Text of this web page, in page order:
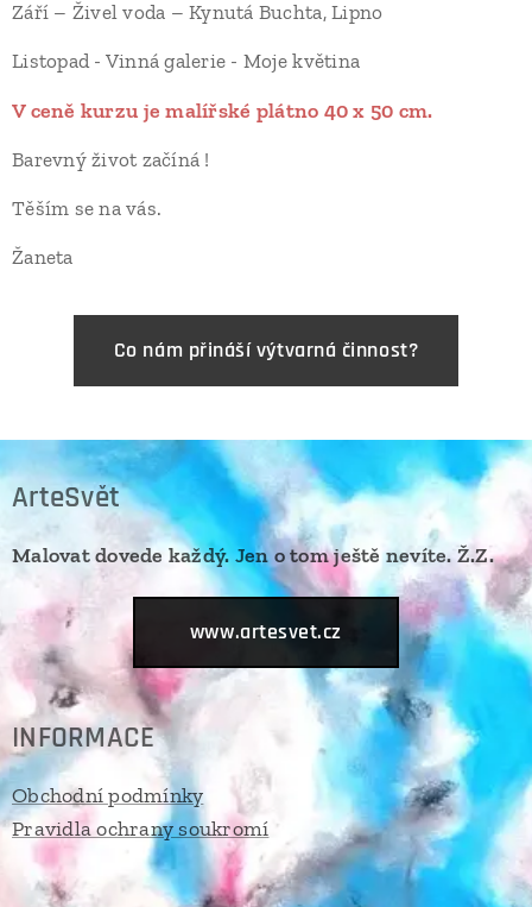
Září – Živel voda – Kynutá Buchta, Lipno
Listopad - Vinná galerie - Moje květina
V ceně kurzu je malířské plátno 40 x 50 cm.
Barevný život začíná !
Těším se na vás.
Žaneta
Co nám přináší výtvarná činnost?
ArteSvět
Malovat dovede každý. Jen o tom ještě nevíte. Ž.Z.
www.artesvet.cz
INFORMACE
Obchodní podmínky
Pravidla ochrany soukromí